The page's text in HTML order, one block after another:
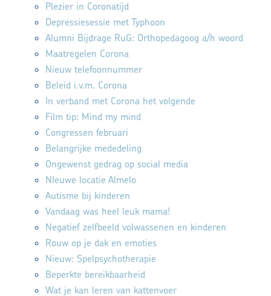
Plezier in Coronatijd
Depressiesessie met Typhoon
Alumni Bijdrage RuG: Orthopedagoog a/h woord
Maatregelen Corona
Nieuw telefoonnummer
Beleid i.v.m. Corona
In verband met Corona het volgende
Film tip: Mind my mind
Congressen februari
Belangrijke mededeling
Ongewenst gedrag op social media
NIeuwe locatie Almelo
Autisme bij kinderen
Vandaag was heel leuk mama!
Negatief zelfbeeld volwassenen en kinderen
Rouw op je dak en emoties
Nieuw: Spelpsychotherapie
Beperkte bereikbaarheid
Wat je kan leren van kattenvoer